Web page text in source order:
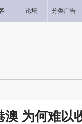
论坛 分类广告
澳 为何难以